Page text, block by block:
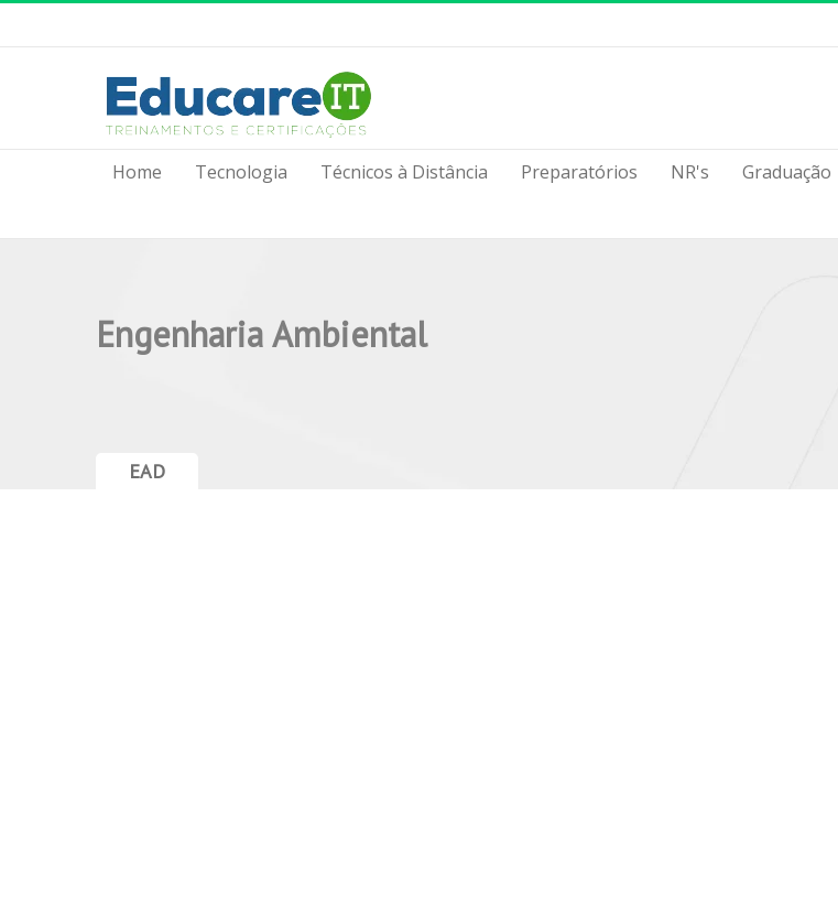
Home Tecnologia Técnicos à Distância Preparatórios NR's Graduação
Engenharia Ambiental
EAD